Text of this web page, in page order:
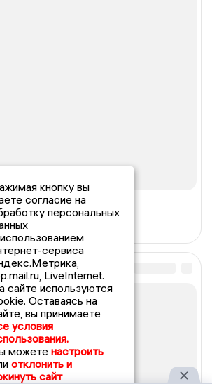
кнопку вы
согласие на
персональных
сервиса
LiveInternet.
сайте используются
Оставаясь на
вы принимаете
условия
можете настроить
отклонить и
сайт